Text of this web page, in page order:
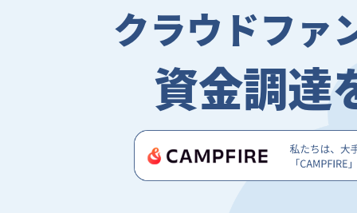
クラウドファ
資金調達